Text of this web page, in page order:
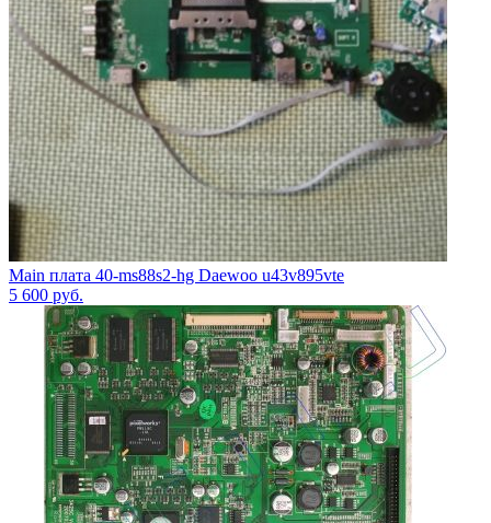
Main плата 40-ms88s2-hg Daewoo u43v895vte
5 600 руб.